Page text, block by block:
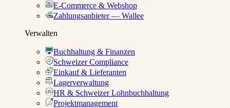
E-Commerce & Webshop
Zahlungsanbieter — Wallee
Verwalten
Buchhaltung & Finanzen
Schweizer Compliance
Einkauf & Lieferanten
Lagerverwaltung
HR & Schweizer Lohnbuchhaltung
Projektmanagement